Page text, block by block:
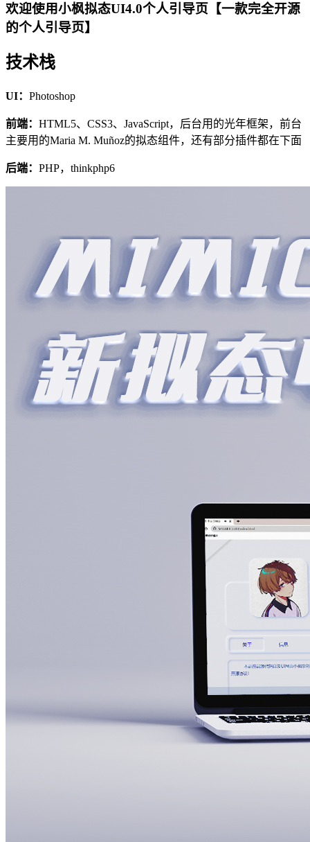
欢迎使用小枫拟态UI4.0个人引导页【一款完全开源
的个人引导页】
技术栈
UI： Photoshop
前端： HTML5、CSS3、JavaScript，后台用的光年框架，前台
主要用的Maria M. Muñoz的拟态组件，还有部分插件都在下面
后端： PHP，thinkphp6